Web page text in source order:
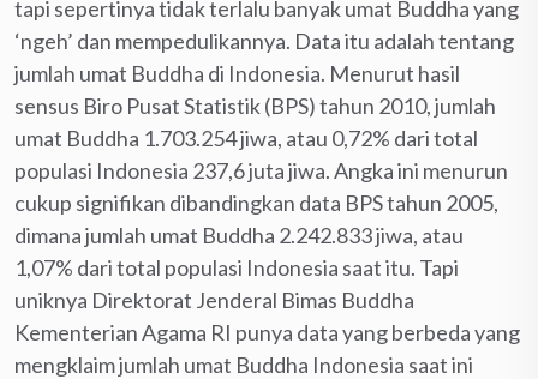
tapi sepertinya tidak terlalu banyak umat Buddha yang
‘ngeh’ dan mempedulikannya. Data itu adalah tentang
jumlah umat Buddha di Indonesia. Menurut hasil
sensus Biro Pusat Statistik (BPS) tahun 2010, jumlah
umat Buddha 1.703.254 jiwa, atau 0,72% dari total
populasi Indonesia 237,6 juta jiwa. Angka ini menurun
cukup signifikan dibandingkan data BPS tahun 2005,
dimana jumlah umat Buddha 2.242.833 jiwa, atau
1,07% dari total populasi Indonesia saat itu. Tapi
uniknya Direktorat Jenderal Bimas Buddha
Kementerian Agama RI punya data yang berbeda yang
mengklaim jumlah umat Buddha Indonesia saat ini